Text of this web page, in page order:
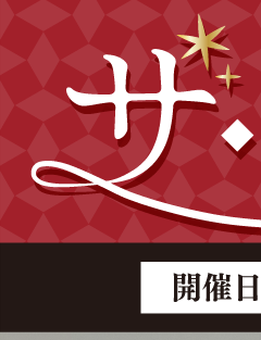
程 ─ 2025 年
秒／当日受付も
＆ブランド
希空のふりそ
カラー早見表
マ振り比較
度｜シャレニ
(バス停)徒歩4
ブラシ or 有